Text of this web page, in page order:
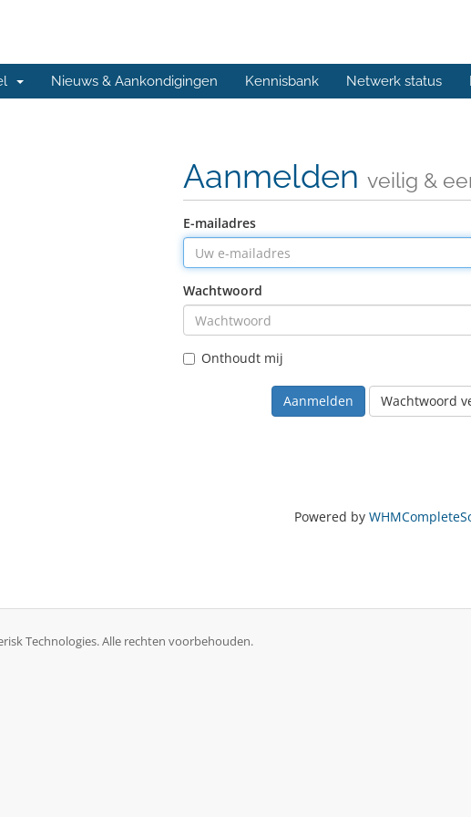
Nieuws & Aankondigingen Kennisbank Netwerk status
Aanmelden veilig &
E-mailadres
Wachtwoord
Onthoudt mij
Wachtwoord
Powered by
Technologies. Alle rechten voorbehouden.